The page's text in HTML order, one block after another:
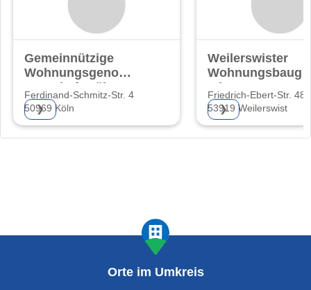
Gemeinnützige
Wohnungsgenos-
senschaft Köln-
Süd eG
Ferdinand-Schmitz-Str. 4
50969 Köln
❯
Weilerswister
mbH
Friedrich-Ebert-Str. 48
53919 Weilerswist
❯
Orte im Umkreis